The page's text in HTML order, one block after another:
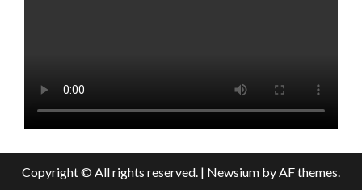
Copyright © All rights reserved. | Newsium by AF themes.